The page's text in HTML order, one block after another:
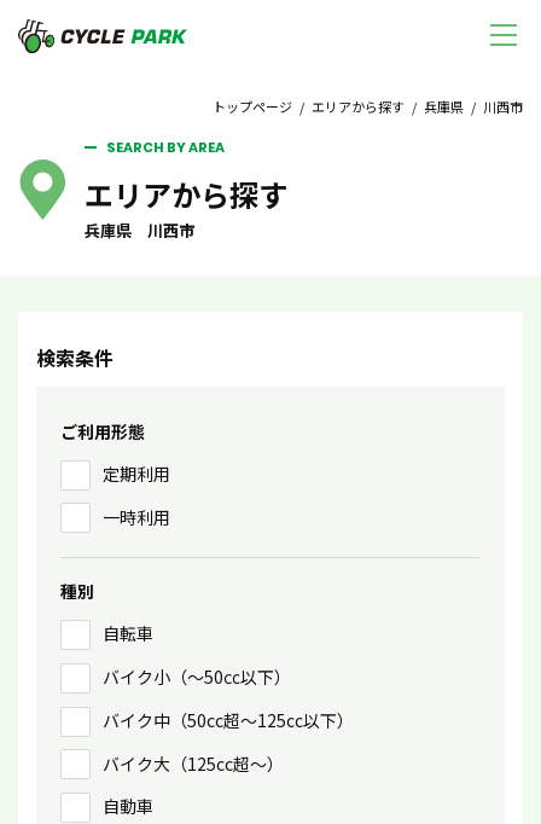
トップページ / エリアから探す / 兵庫県 / 川西市
SEARCH BY AREA
エリアから探す
兵庫県 川西市
検索条件
ご利用形態
定期利用
一時利用
種別
自転車
バイク小（〜50㏄以下）
バイク中（50cc超〜125cc以下）
バイク大（125cc超〜）
自動車